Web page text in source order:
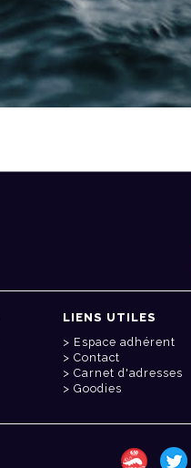
LIENS UTILES
Espace adhérent
Contact
Carnet d'adresses
Goodies